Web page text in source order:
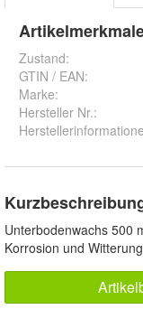
Zustand:
GTIN / EAN:
Marke:
Hersteller Nr.:
Unterbodenwachs 500
Korrosion und